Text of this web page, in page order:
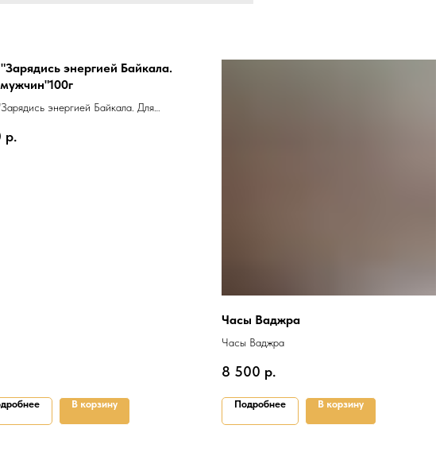
энергией Байкала.
энергией Байкала. Для
р.
В корзину
Часы Ваджра
Часы Ваджра
8 500 р.
Подробнее В корзину